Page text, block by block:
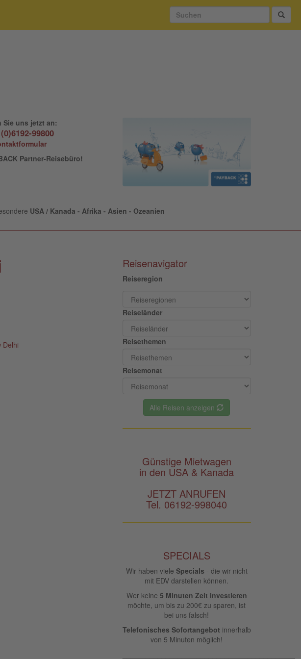
Sie uns jetzt an:
99800
Partner-Reisebüro!
USA / Kanada - Afrika - Asien - Ozeanien
Delhi
Reisenavigator
Reiseregion
Reiseländer
Reisethemen
Reisemonat
Alle Reisen anzeigen
Günstige Mietwagen
in den USA & Kanada
JETZT ANRUFEN
Tel. 06192-998040
SPECIALS
Wir haben viele Specials - die wir nicht
mit EDV darstellen können.
Wer keine 5 Minuten Zeit investieren
möchte, um bis zu 200€ zu sparen, ist
bei uns falsch!
Telefonisches Sofortangebot innerhalb
von 5 Minuten möglich!